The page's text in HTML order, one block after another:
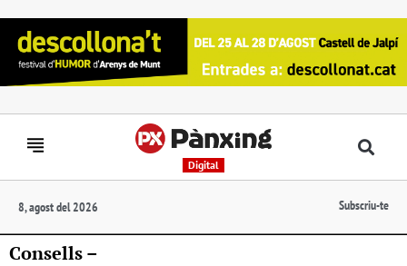
Digital
8, agost del 2026 Subscriu-te
Consells –